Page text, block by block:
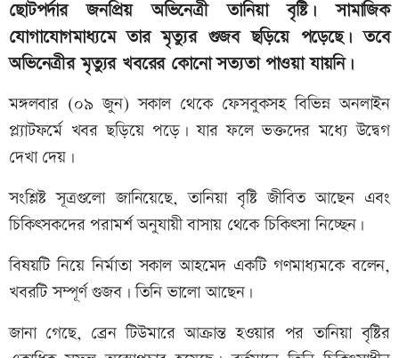
ছোটপর্দার জনপ্রিয় অভিনেত্রী তানিয়া বৃষ্টি। সামাজিক
যোগাযোগমাধ্যমে তার মৃত্যুর গুজব ছড়িয়ে পড়েছে। তবে
অভিনেত্রীর মৃত্যুর খবরের কোনো সত্যতা পাওয়া যায়নি।
মঙ্গলবার (০৯ জুন) সকাল থেকে ফেসবুকসহ বিভিন্ন অনলাইন
প্ল্যাটফর্মে খবর ছড়িয়ে পড়ে। যার ফলে ভক্তদের মধ্যে উদ্বেগ
দেখা দেয়।
সংশ্লিষ্ট সূত্রগুলো জানিয়েছে, তানিয়া বৃষ্টি জীবিত আছেন এবং
চিকিৎসকদের পরামর্শ অনুযায়ী বাসায় থেকে চিকিৎসা নিচ্ছেন।
বিষয়টি নিয়ে নির্মাতা সকাল আহমেদ একটি গণমাধ্যমকে বলেন,
খবরটি সম্পূর্ণ গুজব। তিনি ভালো আছেন।
জানা গেছে, ব্রেন টিউমারে আক্রান্ত হওয়ার পর তানিয়া বৃষ্টির